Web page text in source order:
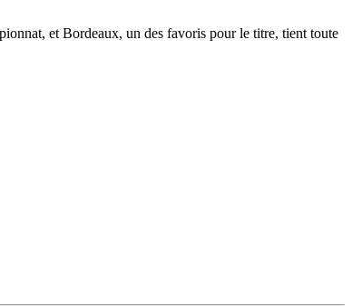
et Bordeaux, un des favoris pour le titre, tient toute